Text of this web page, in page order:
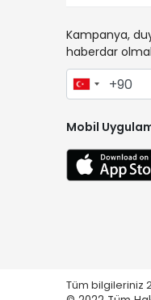
Kampanya,
haberdar
Mobil
Tüm bilgileriniz